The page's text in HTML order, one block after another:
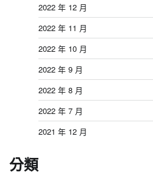
2022 年 12 月
2022 年 11 月
2022 年 10 月
2022 年 9 月
2022 年 8 月
2022 年 7 月
2021 年 12 月
分類